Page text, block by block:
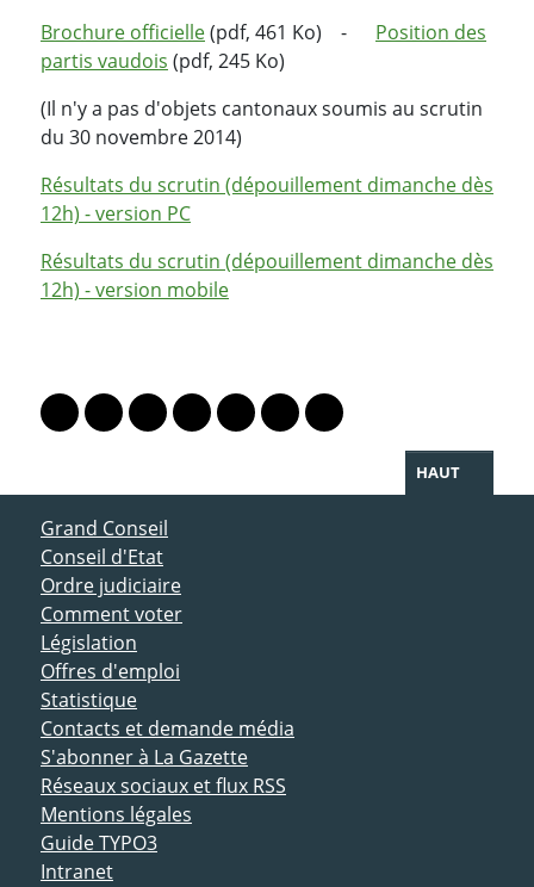
Brochure officielle(pdf, 461 Ko) - Position des
partis vaudois (pdf, 245 Ko)
(Il n'y a pas d'objets cantonaux soumis au scrutin
du 30 novembre 2014)
Résultats du scrutin (dépouillement dimanche dès
12h) - version PC
Résultats du scrutin (dépouillement dimanche dès
12h) - version mobile
Lien vers le profil Mastodon
Lien vers le profil Bluesky
Lien vers le profil Instagram
Lien vers le profil Linkedin
Lien vers le profil Facebook
Lien vers le profil Twitter
Partager par WhatsApp
HAUT
ACCÈS DIRECT
Grand Conseil
Conseil d'Etat
Ordre judiciaire
Comment voter
Législation
Offres d'emploi
Statistique
Contacts et demande média
S'abonner à La Gazette
Réseaux sociaux et flux RSS
Mentions légales
Guide TYPO3
Intranet